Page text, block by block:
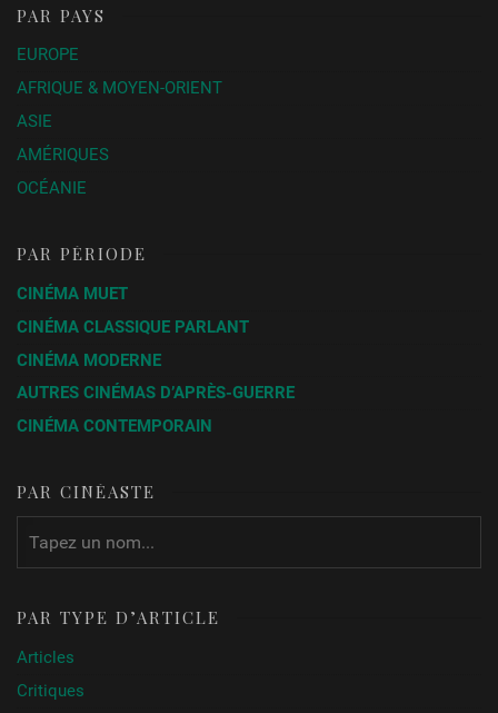
PAR PAYS
EUROPE
AFRIQUE & MOYEN-ORIENT
ASIE
AMÉRIQUES
OCÉANIE
PAR PÉRIODE
CINÉMA MUET
CINÉMA CLASSIQUE PARLANT
CINÉMA MODERNE
AUTRES CINÉMAS D’APRÈS-GUERRE
CINÉMA CONTEMPORAIN
PAR CINÉASTE
PAR TYPE D’ARTICLE
Articles
Critiques